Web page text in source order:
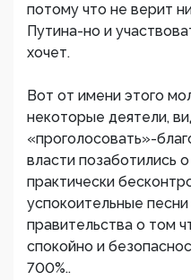
потому что не верит
Путина-но и
хочет.
Вот от имени этого
некоторые деятели,
«проголосовать»-
власти позаботились
практически
успокоительные
правительства о том
спокойно и
700%..